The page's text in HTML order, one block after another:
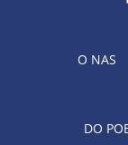
O NAS
DO